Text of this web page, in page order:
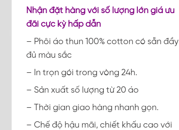
Nhận đặt hàng với số lượng lớn giá ưu
đãi cực kỳ hấp dẫn
– Phôi áo thun 100% cotton có sẵn đầy
đủ màu sắc
– In trọn gói trong vòng 24h.
– Sản xuất số lượng từ 20 áo
– Thời gian giao hàng nhanh gọn.
– Chế độ hậu mãi, chiết khấu cao với